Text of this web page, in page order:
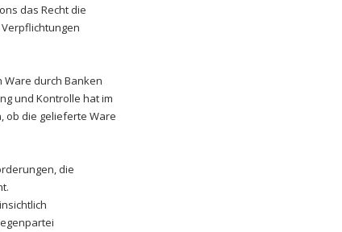
das Recht die
durch Banken
und Kontrolle hat im
ob die gelieferte Ware
die